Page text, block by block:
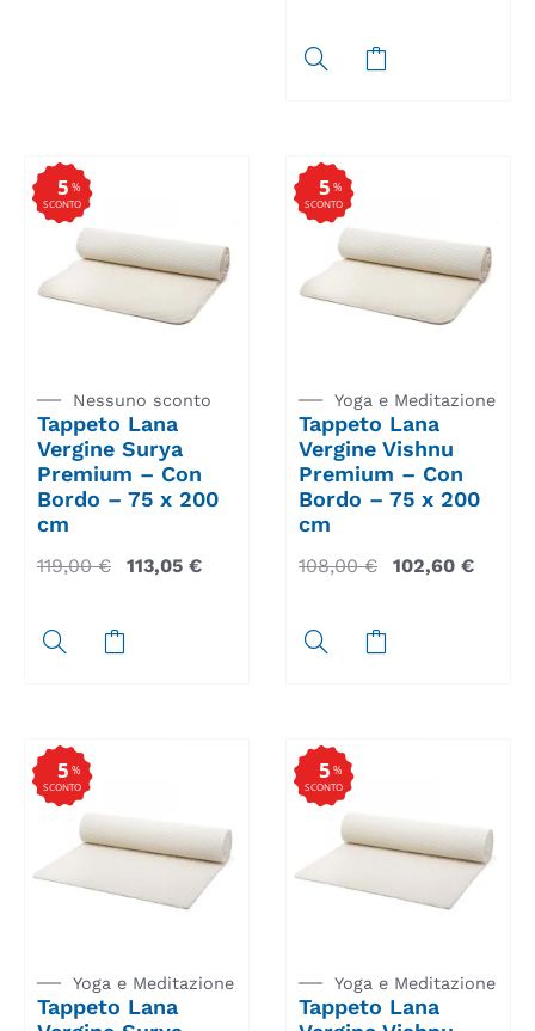
%
SCONTO
5
Nessuno sconto
Tappeto Lana
Vergine Surya
Premium – Con
Bordo – 75 x 200
cm
119,00€ 113,05 €
%
SCONTO
5
Yoga e Meditazione
Tappeto Lana
Vergine Vishnu
Premium – Con
Bordo – 75 x 200
cm
108,00€ 102,60 €
%
SCONTO
5
Yoga e Meditazione
Tappeto Lana
%
SCONTO
5
Yoga e Meditazione
Tappeto Lana